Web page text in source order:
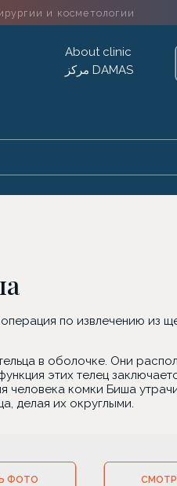
и косметологии
About clinic
مركز DAMAS
по извлечению из
в оболочке. Они
этих телец
человека комки Биша
делая их округлыми.
ФОТО